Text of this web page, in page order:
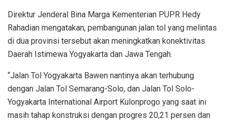
Direktur Jenderal Bina Marga Kementerian PUPR Hedy
Rahadian mengatakan, pembangunan jalan tol yang melintas
di dua provinsi tersebut akan meningkatkan konektivitas
Daerah Istimewa Yogyakarta dan Jawa Tengah.
“Jalan Tol Yogyakarta Bawen nantinya akan terhubung
dengan Jalan Tol Semarang-Solo, dan Jalan Tol Solo-
Yogyakarta International Airport Kulonprogo yang saat ini
masih tahap konstruksi dengan progres 20,21 persen dan